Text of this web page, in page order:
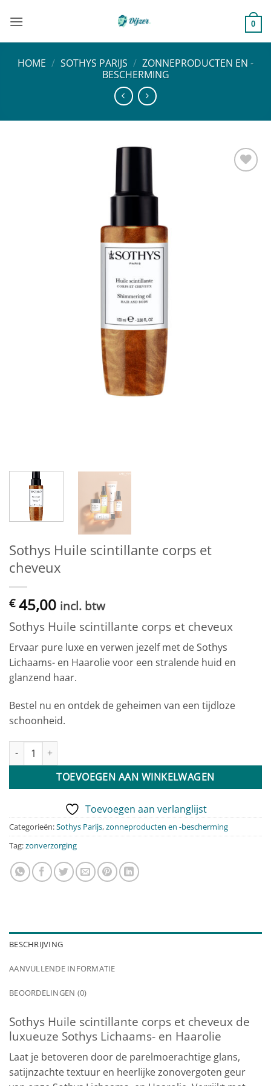
naar
0
HOME / SOTHYS PARIJS / ZONNEPRODUCTEN EN -
BESCHERMING
Sothys Huile scintillante corps et
cheveux
€45,00 incl. btw
Sothys Huile scintillante corps et cheveux
Ervaar pure luxe en verwen jezelf met de Sothys
Lichaams- en Haarolie voor een stralende huid en
glanzend haar.
Bestel nu en ontdek de geheimen van een tijdloze
schoonheid.
Sothys Huile scintillante corps et cheveux aantal
TOEVOEGEN AAN WINKELWAGEN
Toevoegen aan verlanglijst
Categorieën:Sothys Parijs,zonneproducten en -bescherming
Tag:zonverzorging
BESCHRIJVING
AANVULLENDE INFORMATIE
BEOORDELINGEN (0)
Sothys Huile scintillante corps et cheveux de
luxueuze Sothys Lichaams- en Haarolie
Laat je betoveren door de parelmoerachtige glans,
satijnzachte textuur en heerlijke zonovergoten geur